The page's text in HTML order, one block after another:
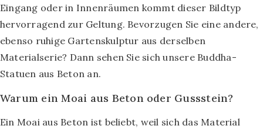
Eingang oder in Innenräumen kommt dieser Bildtyp
hervorragend zur Geltung. Bevorzugen Sie eine andere,
ebenso ruhige Gartenskulptur aus derselben
Materialserie? Dann sehen Sie sich unsere Buddha-
Statuen aus Beton an.
Warum ein Moai aus Beton oder Gussstein?
Ein Moai aus Beton ist beliebt, weil sich das Material